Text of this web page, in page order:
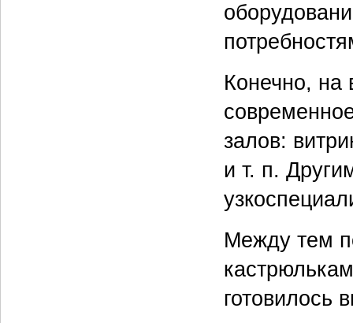
Конечно, на
залов:
и т. п.
Между тем
готовилось